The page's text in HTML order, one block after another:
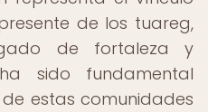
de los tuareg,
de fortaleza y
sido fundamental
estas comunidades